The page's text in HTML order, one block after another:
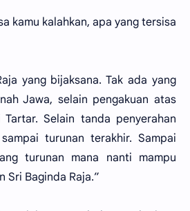
kamu kalahkan, apa yang tersisa
yang bijaksana. Tak ada yang
Jawa, selain pengakuan atas
Selain tanda penyerahan
turunan terakhir. Sampai
turunan mana nanti mampu
Sri Baginda Raja.”